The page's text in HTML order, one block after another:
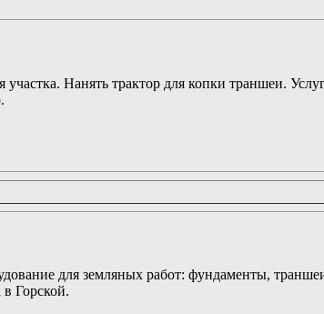
Нанять трактор для копки траншеи.
для земляных работ: фундаменты,
Горской.